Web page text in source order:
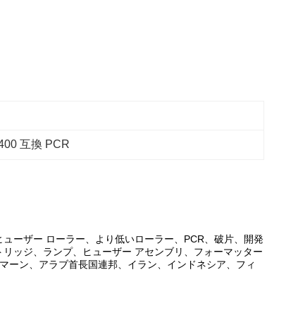
互換 PCR
ーザー ローラー、より低いローラー、PCR、破片、開発
ッジ、ランプ、ヒューザー アセンブリ、フォーマッター
ン、アラブ首長国連邦、イラン、インドネシア、フィ